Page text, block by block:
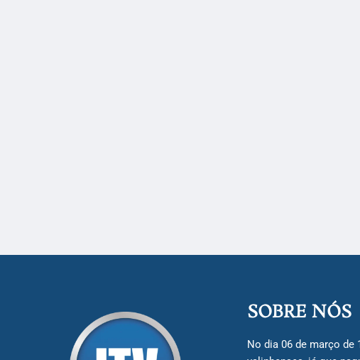
SOBRE NÓS
No dia 06 de março